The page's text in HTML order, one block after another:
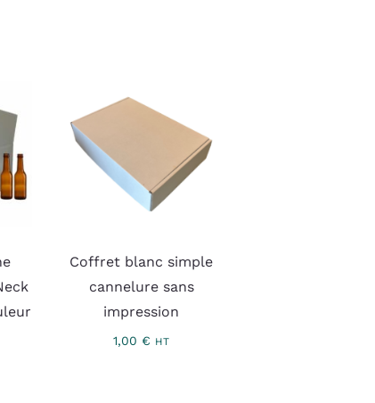
Coffret blanc simple
cannelure sans
impression
1,00€ HT